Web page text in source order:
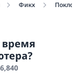
Фикх
время